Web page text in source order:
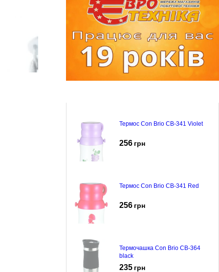
Термос Con Brio CB-341 Violet
256 грн
Термос Con Brio CB-341 Red
256 грн
Термочашка Con Brio CB-364
black
235 грн